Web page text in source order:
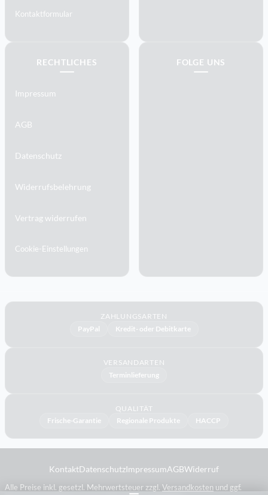
Kontaktformular
RECHTLICHES
Impressum
AGB
Datenschutz
Widerrufsbelehrung
Vertrag widerrufen
Cookie-Einstellungen
FOLGE UNS
ZAHLUNGSARTEN
PayPal
Kredit- oder Debitkarte
VERSANDARTEN
Terminlieferung
QUALITÄT
Frische-Garantie
Regionale Produkte HACCP
KontaktDatenschutzImpressumAGBWiderruf
Alle Preise inkl. gesetzl. Mehrwertsteuer zzgl. Versandkosten und ggf.